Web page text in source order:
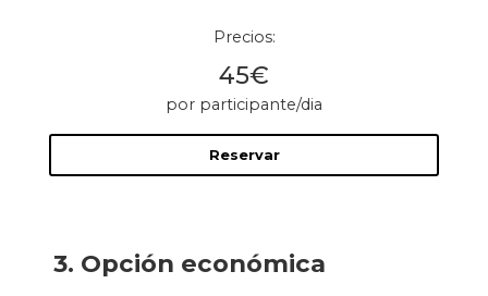
Precios:
45€
por participante/dia
Reservar
3. Opción económica